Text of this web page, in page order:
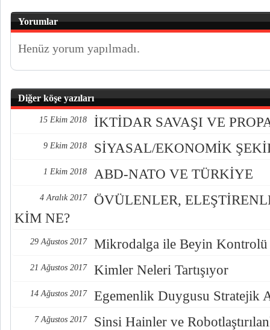
Yorumlar
Henüz yorum yapılmadı.
Diğer köşe yazıları
15 Ekim 2018 İKTİDAR SAVAŞI VE
9 Ekim 2018 SİYASAL/EKONOMİK
1 Ekim 2018 ABD-NATO VE TÜRKİYE
4 Aralık 2017
ÖVÜLENLER,
KİM NE?
29 Ağustos 2017 Mikrodalga ile Beyin Kontrolü
21 Ağustos 2017 Kimler Neleri Tartışıyor
14 Ağustos 2017 Egemenlik Duygusu Stratejik
7 Ağustos 2017 Sinsi Hainler ve